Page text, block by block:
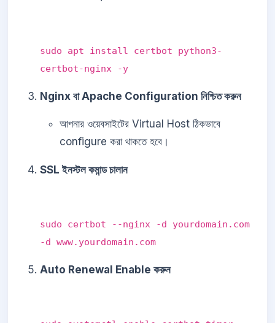
sudo apt install certbot python3-
certbot-nginx -y
Nginx বা Apache Configuration নিশ্চিত করুন
আপনার ওয়েবসাইটের Virtual Host ঠিকভাবে
configure করা থাকতে হবে।
SSL ইনস্টল কমান্ড চালান
sudo certbot --nginx -d yourdomain.com
-d www.yourdomain.com
Auto Renewal Enable করুন